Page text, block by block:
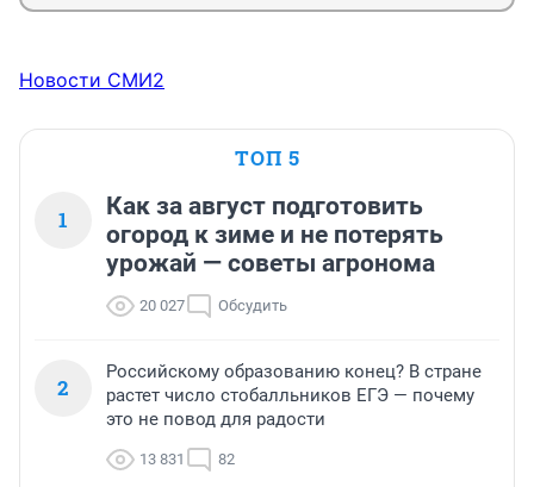
Новости СМИ2
ТОП 5
1
Как за август подготовить
огород к зиме и не потерять
урожай — советы агронома
20 027 Обсудить
2
Российскому образованию конец? В стране
растет число стобалльников ЕГЭ — почему
это не повод для радости
13 831 82